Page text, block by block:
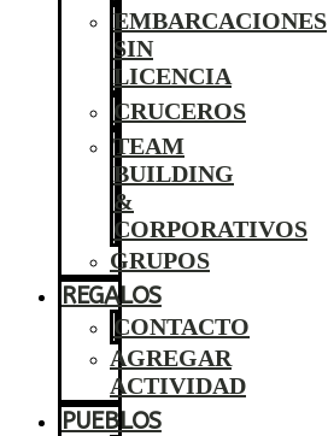
EMBARCACIONES
SIN
LICENCIA
CRUCEROS
TEAM
BUILDING
&
CORPORATIVOS
GRUPOS
REGALOS
CONTACTO
AGREGAR
ACTIVIDAD
PUEBLOS